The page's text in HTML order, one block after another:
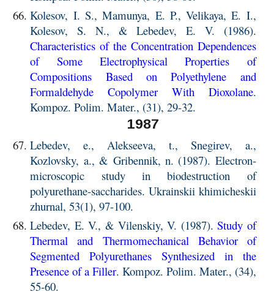
Kolesov, I. S., Mamunya, E. P., Velikaya, E. I.,
Kolesov, S. N., & Lebedev, E. V. (1986).
Characteristics of the Concentration Dependences
of Some Electrophysical Properties of
Compositions Based on Polyethylene and
Formaldehyde Copolymer With Dioxolane.
Kompoz. Polim. Mater., (31), 29-32.
1987
Lebedev, e., Alekseeva, t., Snegirev, a.,
Kozlovsky, a., & Gribennik, n. (1987). Electron-
microscopic study in biodestruction of
polyurethane-saccharides. Ukrainskii khimicheskii
zhurnal, 53(1), 97-100.
Lebedev, E. V., & Vilenskiy, V. (1987).Study of
Thermal and Thermomechanical Behavior of
Segmented Polyurethanes Synthesized in the
Presence of a Filler. Kompoz. Polim. Mater., (34),
55-60.